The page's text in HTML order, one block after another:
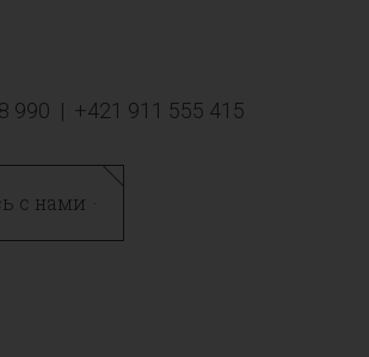
990 | +421 911 555 415
с нами